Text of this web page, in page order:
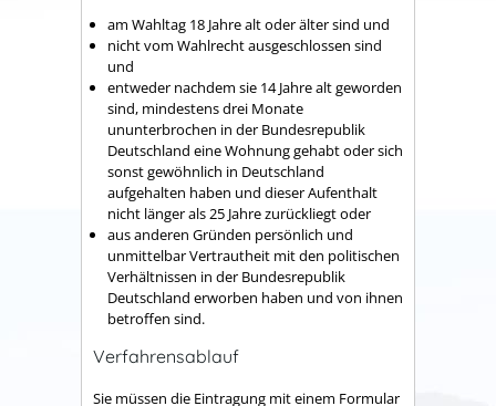
am Wahltag 18 Jahre alt oder älter sind und
nicht vom Wahlrecht ausgeschlossen sind
und
entweder nachdem sie 14 Jahre alt geworden
sind, mindestens drei Monate
ununterbrochen in der Bundesrepublik
Deutschland eine Wohnung gehabt oder sich
sonst gewöhnlich in Deutschland
aufgehalten haben und dieser Aufenthalt
nicht länger als 25 Jahre zurückliegt oder
aus anderen Gründen persönlich und
unmittelbar Vertrautheit mit den politischen
Verhältnissen in der Bundesrepublik
Deutschland erworben haben und von ihnen
betroffen sind.
Verfahrensablauf
Sie müssen die Eintragung mit einem Formular